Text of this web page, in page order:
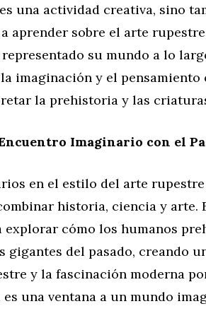
una actividad creativa, sino
aprender sobre el arte
su mundo a lo
imaginación y el
la prehistoria y las
Imaginario con el
en el estilo del arte rupestre
historia, ciencia y arte.
cómo los humanos
gigantes del pasado, creando
y la fascinación moderna
una ventana a un mundo